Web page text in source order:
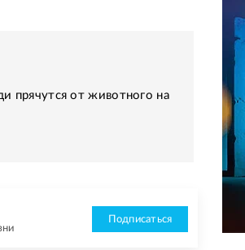
прячутся от животного на
Подписаться